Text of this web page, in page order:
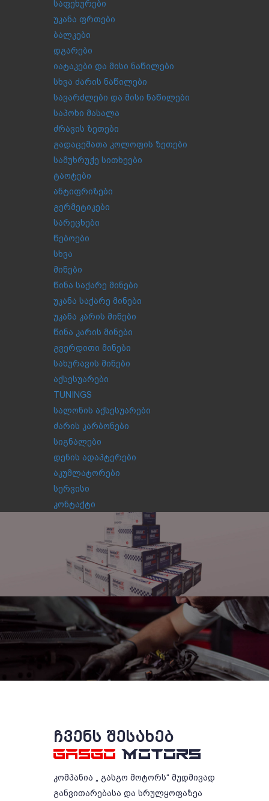
საფეხურები
უკანა ფრთები
ბალკები
დგარები
იატაკები და მისი ნაწილები
სხვა ძარის ნაწილები
სავარძლები და მისი ნაწილები
საპოხი მასალა
ძრავის ზეთები
გადაცემათა კოლოფის ზეთები
სამუხრუჭე სითხეები
ტაოტები
ანტიფრიზები
გერმეტიკები
სარეცხები
წებოები
სხვა
მინები
წინა საქარე მინები
უკანა საქარე მინები
უკანა კარის მინები
წინა კარის მინები
გვერდითი მინები
სახურავის მინები
აქსესუარები
TUNINGS
სალონის აქსესუარები
ძარის კარბონები
სიგნალები
დენის ადაპტერები
აკუმლატორები
სერვისი
კონტაქტი
ᲩᲕᲔᲜᲡ ᲨᲔᲡᲐᲮᲔᲑ
GASGO MOTORS
კომპანია „ გასგო მოტორს“ მუდმივად
განვითარებასა და სრულყოფაზეა